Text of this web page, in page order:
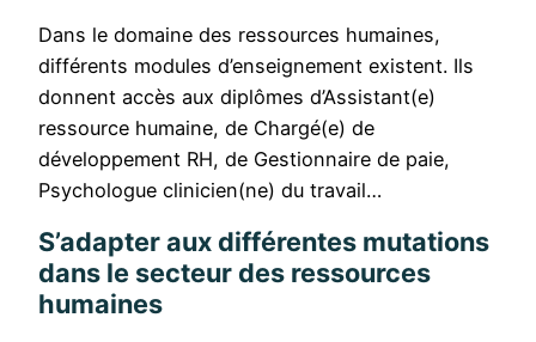
Dans le domaine des ressources humaines,
différents modules d’enseignement existent. Ils
donnent accès aux diplômes d’Assistant(e)
ressource humaine, de Chargé(e) de
développement RH, de Gestionnaire de paie,
Psychologue clinicien(ne) du travail…
S’adapter aux différentes mutations
dans le secteur des ressources
humaines